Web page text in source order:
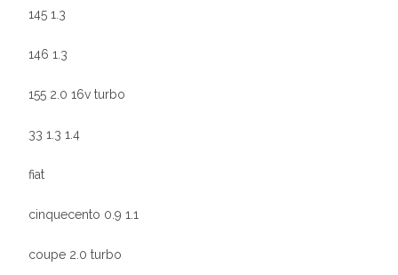
145 1.3
146 1.3
155 2.0 16v turbo
33 1.3 1.4
fiat
cinquecento 0.9 1.1
coupe 2.0 turbo